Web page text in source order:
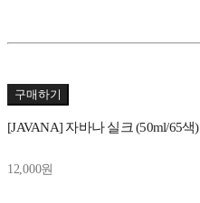
구매하기
[JAVANA] 자바나 실크 (50ml/65색)
12,000원